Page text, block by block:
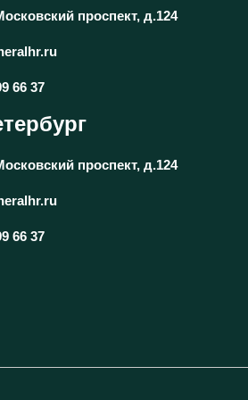
достижениях. Удивите HR-
проспект, д.124
66 37
проспект, д.124
66 37